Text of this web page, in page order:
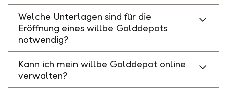
Welche Unterlagen sind für die
Eröffnung eines willbe Golddepots
notwendig?
Kann ich mein willbe Golddepot online
verwalten?